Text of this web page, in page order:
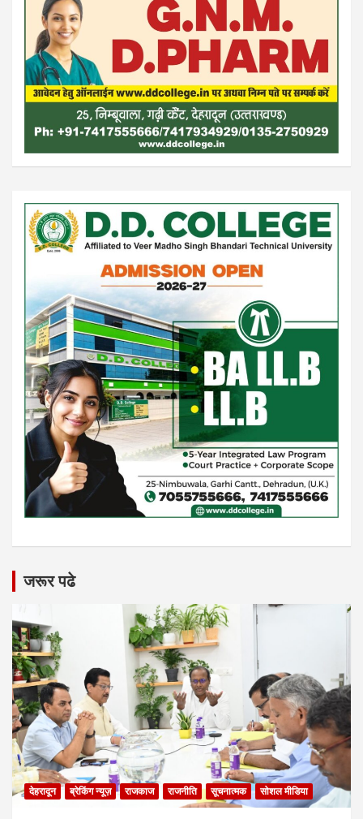
जरूर पढे
देहरादून ब्रेकिंग न्यूज़ राजकाज राजनीति सूचनात्मक सोशल मीडिया